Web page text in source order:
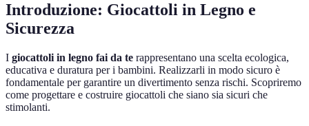
Introduzione: Giocattoli in Legno e
Sicurezza
I giocattoli in legno fai da te rappresentano una scelta ecologica,
educativa e duratura per i bambini. Realizzarli in modo sicuro è
fondamentale per garantire un divertimento senza rischi. Scopriremo
come progettare e costruire giocattoli che siano sia sicuri che
stimolanti.